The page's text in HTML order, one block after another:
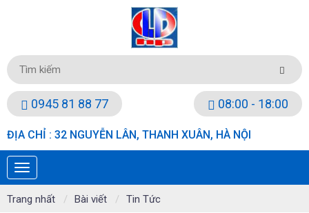
0945 81 88 77 08:00 - 18:00
ĐỊA CHỈ : 32 NGUYỄN LÂN, THANH XUÂN, HÀ NỘI
Trang nhất Bài viết Tin Tức